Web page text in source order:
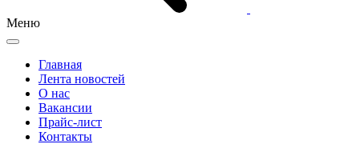
Меню
Главная
Лента новостей
О нас
Вакансии
Прайс-лист
Контакты